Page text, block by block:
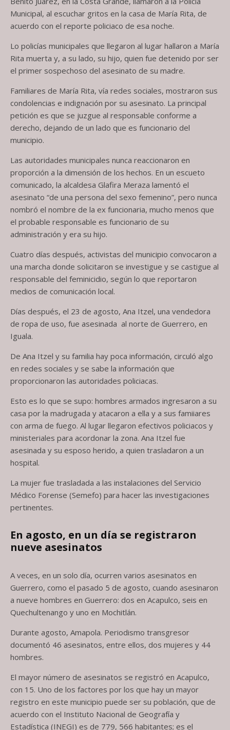
Municipal, al escuchar gritos en la casa de María Rita, de
acuerdo con el reporte policiaco de esa noche.
Lo policías municipales que llegaron al lugar hallaron a María
Rita muerta y, a su lado, su hijo, quien fue detenido por ser
el primer sospechoso del asesinato de su madre.
Familiares de María Rita, vía redes sociales, mostraron sus
condolencias e indignación por su asesinato. La principal
petición es que se juzgue al responsable conforme a
derecho, dejando de un lado que es funcionario del
municipio.
Las autoridades municipales nunca reaccionaron en
proporción a la dimensión de los hechos. En un escueto
comunicado, la alcaldesa Glafira Meraza lamentó el
asesinato “de una persona del sexo femenino”, pero nunca
nombró el nombre de la ex funcionaria, mucho menos que
el probable responsable es funcionario de su
administración y era su hijo.
Cuatro días después, activistas del municipio convocaron a
una marcha donde solicitaron se investigue y se castigue al
responsable del feminicidio, según lo que reportaron
medios de comunicación local.
Días después, el 23 de agosto, Ana Itzel, una vendedora
de ropa de uso, fue asesinada al norte de Guerrero, en
Iguala.
De Ana Itzel y su familia hay poca información, circuló algo
en redes sociales y se sabe la información que
proporcionaron las autoridades policiacas.
Esto es lo que se supo: hombres armados ingresaron a su
casa por la madrugada y atacaron a ella y a sus famiiares
con arma de fuego. Al lugar llegaron efectivos policiacos y
ministeriales para acordonar la zona. Ana Itzel fue
asesinada y su esposo herido, a quien trasladaron a un
hospital.
La mujer fue trasladada a las instalaciones del Servicio
Médico Forense (Semefo) para hacer las investigaciones
pertinentes.
En agosto, en un día se registraron
nueve asesinatos
A veces, en un solo día, ocurren varios asesinatos en
Guerrero, como el pasado 5 de agosto, cuando asesinaron
a nueve hombres en Guerrero: dos en Acapulco, seis en
Quechultenango y uno en Mochitlán.
Durante agosto, Amapola. Periodismo transgresor
documentó 46 asesinatos, entre ellos, dos mujeres y 44
hombres.
El mayor número de asesinatos se registró en Acapulco,
con 15. Uno de los factores por los que hay un mayor
registro en este municipio puede ser su población, que de
acuerdo con el Instituto Nacional de Geografía y
Estadística (INEGI) es de 779, 566 habitantes; es el